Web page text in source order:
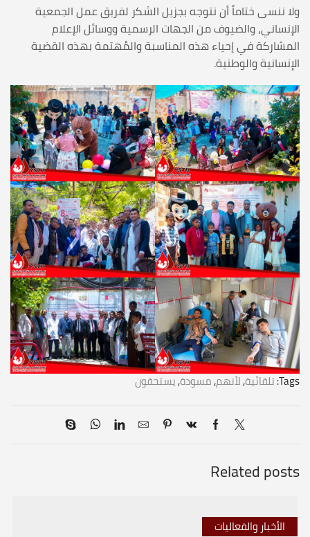
ولا ننسى ختاماً أن نتوجه بجزيل الشكر لفريق عمل الجمعية
الإنساني، والضيوف من الجهات الرسمية ووسائل الإعلام
المشاركة في إحياء هذه المناسبة والمُهتمة بهذه القضية
الإنسانية والوطنية.
Tags: تلقائية,لأنهم,مسودة,يستحقون
Related posts
الأخبار والفعاليات